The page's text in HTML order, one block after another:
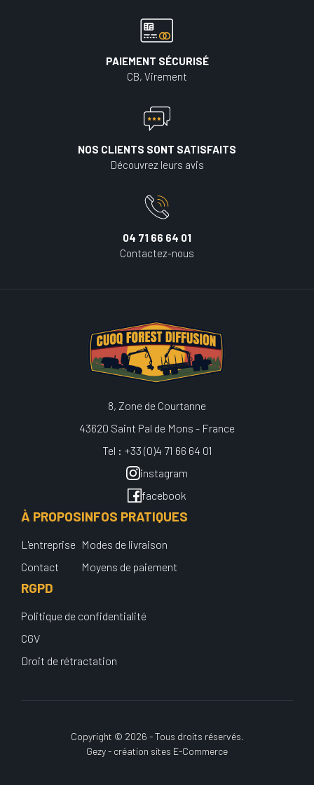
PAIEMENT SÉCURISÉ
CB, Virement
NOS CLIENTS SONT SATISFAITS
Découvrez leurs avis
04 71 66 64 01
Contactez-nous
8, Zone de Courtanne
43620 Saint Pal de Mons - France
Tel : +33 (0)4 71 66 64 01
instagram
facebook
À PROPOS
L'entreprise
Contact
INFOS PRATIQUES
Modes de livraison
Moyens de paiement
RGPD
Politique de confidentialité
CGV
Droit de rétractation
Copyright © 2026 - Tous droits réservés.
Gezy - création sites E-Commerce